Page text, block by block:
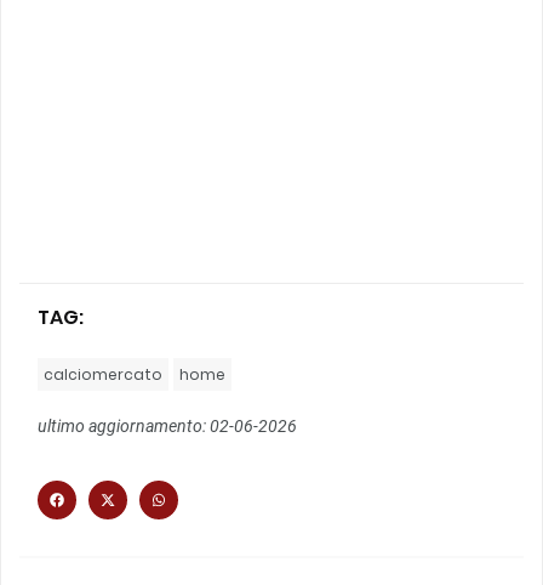
TAG:
calciomercato home
ultimo aggiornamento: 02-06-2026